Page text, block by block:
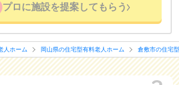
プロに施設を提案してもらう
人ホーム 岡山県の住宅型有料老人ホーム 倉敷市の住宅